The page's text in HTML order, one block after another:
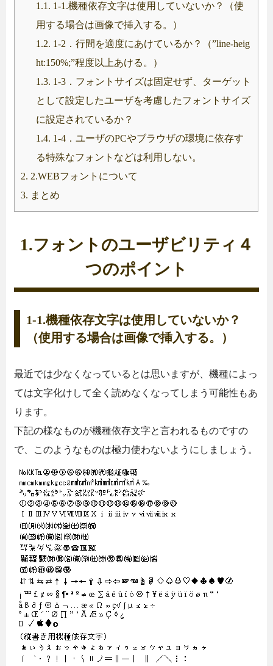
1.1. 1-1.機種依存文字は使用していないか？（使
用する場合は画像で挿入する。）
1.2. 1-2．行間を適度にあけているか？（”line-heig
ht:150%;”程度以上あける。）
1.3. 1-3．フォントサイズは固定せず、ターゲット
として設定したユーザを考慮したフォントサイズ
に設定されているか？
1.4. 1-4．ユーザのPCやブラウザの環境に依存す
る特殊なフォントなどは利用しない。
2. 2.WEBフォントについて
3. まとめ
1.フォントのユーザビリティ４
つのポイント
1-1.機種依存文字は使用していないか？
（使用する場合は画像で挿入する。）
最近では少なくなっているとは思いますが、機種によっ
ては文字化けして全く読めなくなってしまう可能性もあ
ります。
下記の様なものが機種依存文字と言われるものですの
で、このようなものは極力使わないようにしましょう。